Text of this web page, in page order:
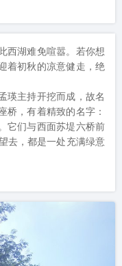
西湖难免喧嚣。若你想
着初秋的凉意健走，绝
瑛主持开挖而成，故名
桥，有着精致的名字：
它们与西面苏堤六桥前
去，都是一处充满绿意